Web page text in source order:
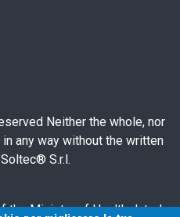
Neither the whole, nor
any way without the written
S.r.l.
the Ministry of Health dated